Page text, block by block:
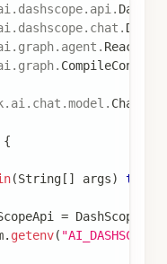
. dashscope. api .
. dashscope. chat .
. graph. agent .
. graph. CompileConfig
. ai . chat .model .
{
(String [ ] args)
= DashScopeApi
. getenv(